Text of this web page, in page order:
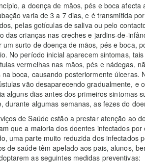
a doença de mãos, pés e boca
varia de 3 a 7 dias, e é transmitida
pelas gotículas de saliva ou pelo
das crianças nas creches e jardins-de-
um surto de doença de mãos, pés e boca,
No período inicial aparecem sintomas,
vermelhas nas mãos, pés e nádegas,
na boca, causando posteriormente
vão desaparecendo gradualmente, e
alguns dias antes dos primeiros sintomas
durante algumas semanas, as fezes do
de Saúde estão a prestar atenção ao
que a maioria dos doentes infectados
uma parte muito reduzida dos infectados
de saúde têm apelado aos pais, alunos,
as seguintes medidas preventivas: